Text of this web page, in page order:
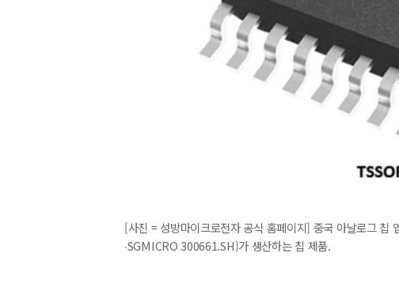
[사진 = 성방마이크로전자 공식 홈페이지] 중국 아날로그
∙SGMICRO 300661.SH)가 생산하는 칩 제품.